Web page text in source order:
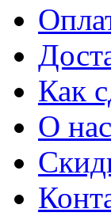
Как
О нас